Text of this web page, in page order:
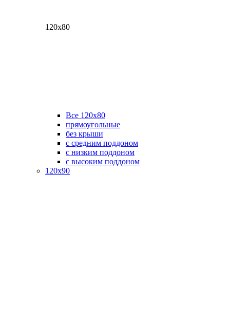
120х80
Все 120х80
прямоугольные
без крыши
с средним поддоном
с низким поддоном
с высоким поддоном
120х90